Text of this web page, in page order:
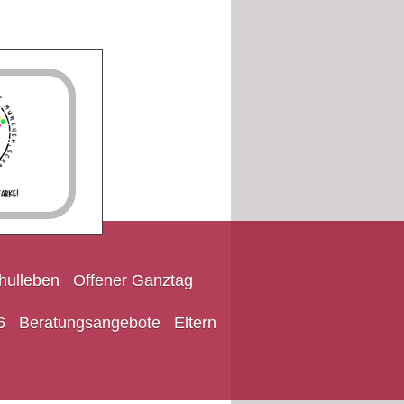
Offener Ganztag
Beratungsangebote Eltern